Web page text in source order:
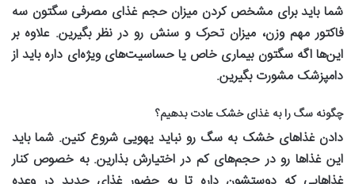
شما باید برای مشخص کردن میزان حجم غذای مصرفی سگتون سه
فاکتور مهم وزن، میزان تحرک و سنش رو در نظر بگیرین. علاوه بر
این‌ها اگه سگتون بیماری خاص یا حساسیت‌های ویژه‌ای داره باید از
دامپزشک مشورت بگیرین.
چگونه سگ را به غذای خشک عادت بدهیم؟
دادن غذاهای خشک به سگ رو نباید یهویی شروع کنین. شما باید
این غذاها رو در حجم‌های کم در اختیارش بذارین. به خصوص کنار